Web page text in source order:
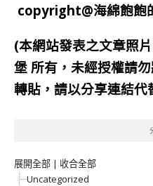
copyright@海綿飽飽
(本網站發表之文章照
堡 所有，未經授權請
轉貼，請以分享連結代
展開全部 | 收合全部
Uncategorized